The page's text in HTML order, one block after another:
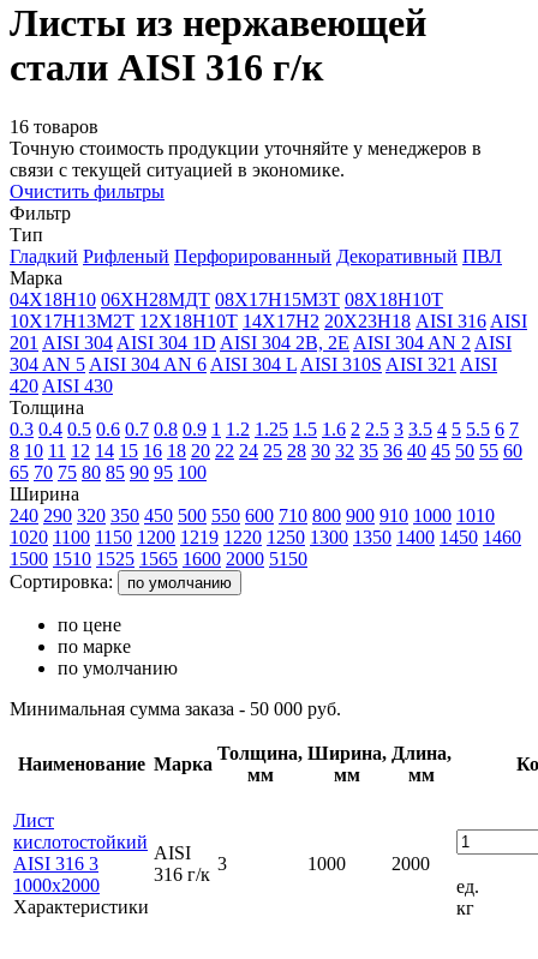
Листы из нержавеющей
стали AISI 316 г/к
16 товаров
Точную стоимость продукции уточняйте у менеджеров в
связи с текущей ситуацией в экономике.
Очистить фильтры
Фильтр
Тип
Гладкий Рифленый Перфорированный Декоративный ПВЛ
Марка
04Х18Н10 06ХН28МДТ 08Х17Н15М3Т 08Х18Н10Т
10Х17Н13М2Т 12Х18Н10Т 14Х17Н2 20Х23Н18 AISI 316 AISI
201 AISI 304 AISI 304 1D AISI 304 2B, 2E AISI 304 AN 2 AISI
304 AN 5 AISI 304 AN 6 AISI 304 L AISI 310S AISI 321 AISI
420 AISI 430
Толщина
0.3 0.4 0.5 0.6 0.7 0.8 0.9 1 1.2 1.25 1.5 1.6 2 2.5 3 3.5 4 5 5.5 6 7
8 10 11 12 14 15 16 18 20 22 24 25 28 30 32 35 36 40 45 50 55 60
65 70 75 80 85 90 95 100
Ширина
240 290 320 350 450 500 550 600 710 800 900 910 1000 1010
1020 1100 1150 1200 1219 1220 1250 1300 1350 1400 1450 1460
1500 1510 1525 1565 1600 2000 5150
Сортировка:
по умолчанию
по цене
по марке
по умолчанию
Минимальная сумма заказа - 50 000 руб.
Наименование Марка
Толщина,
мм
Ширина,
мм
Длина,
мм
Лист
кислотостойкий
AISI 316 3
1000x2000
Характеристики
AISI
316 г/к
3 1000
2000
ед.
кг